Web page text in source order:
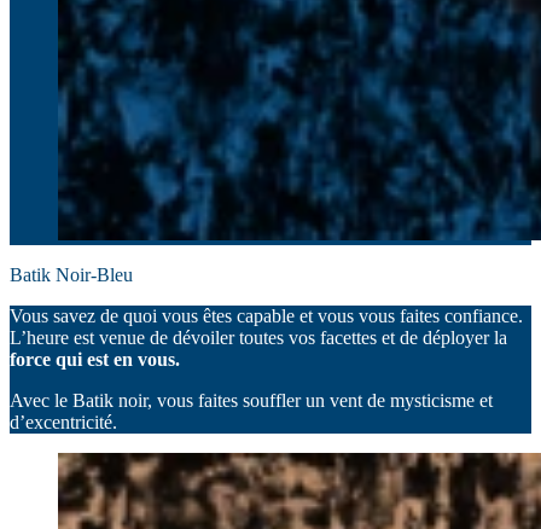
Batik Noir-Bleu
Vous savez de quoi vous êtes capable et vous vous faites confiance.
L’heure est venue de dévoiler toutes vos facettes et de déployer la
force qui est en vous.
Avec le Batik noir, vous faites souffler un vent de mysticisme et
d’excentricité.